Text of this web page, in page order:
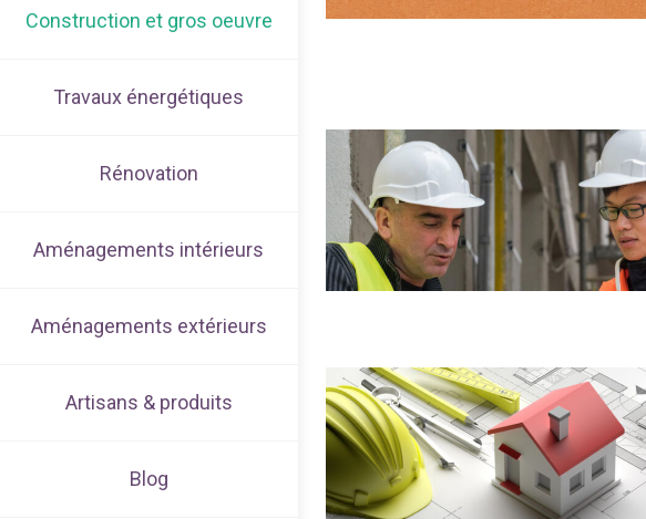
Construction et gros oeuvre
Travaux énergétiques
Rénovation
Aménagements intérieurs
Aménagements extérieurs
Artisans & produits
Blog